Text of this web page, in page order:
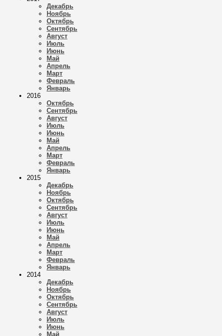
Декабрь
Ноябрь
Октябрь
Сентябрь
Август
Июль
Июнь
Май
Апрель
Март
Февраль
Январь
2016
Октябрь
Сентябрь
Август
Июль
Июнь
Май
Апрель
Март
Февраль
Январь
2015
Декабрь
Ноябрь
Октябрь
Сентябрь
Август
Июль
Июнь
Май
Апрель
Март
Февраль
Январь
2014
Декабрь
Ноябрь
Октябрь
Сентябрь
Август
Июль
Июнь
Май